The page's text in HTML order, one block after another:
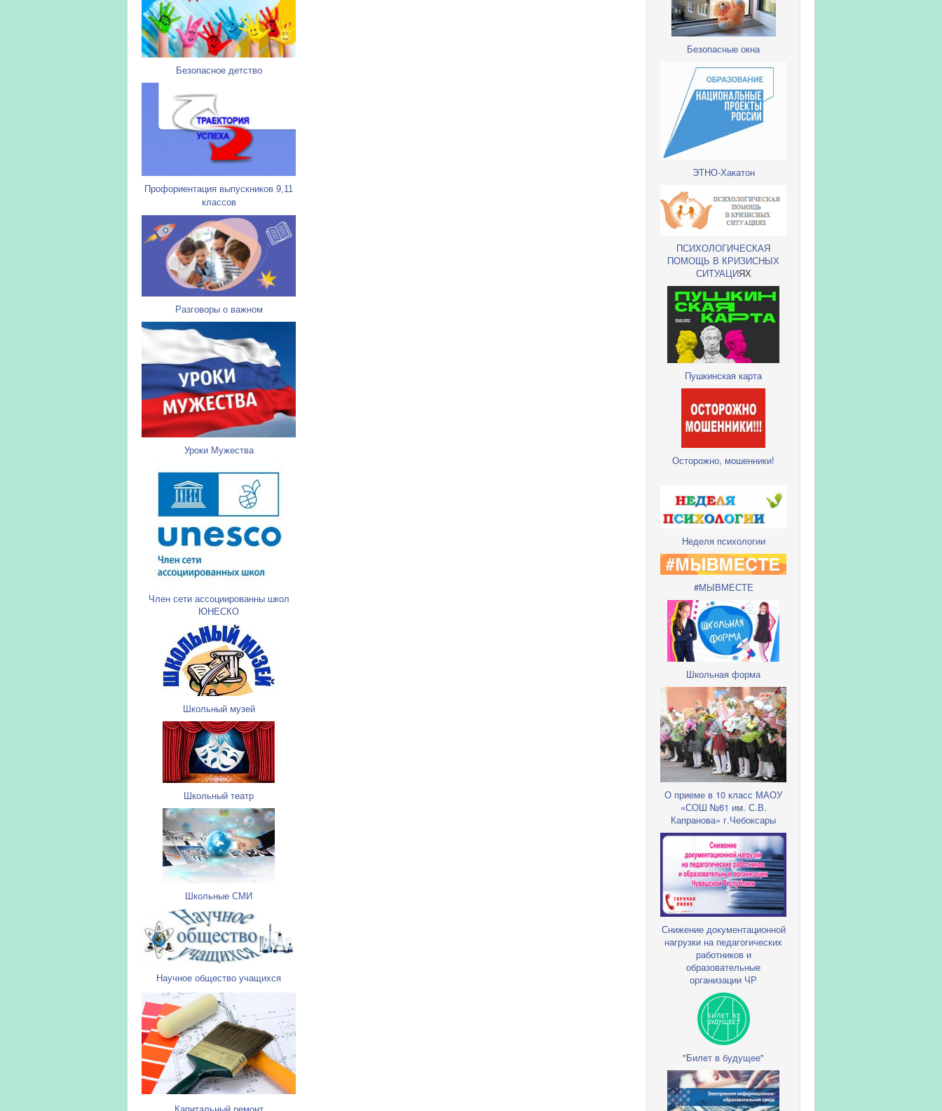
Безопасное детство
Профориентация выпускников 9,11
классов
Разговоры о важном
Уроки Мужества
Член сети ассоциированны школ
ЮНЕСКО
Школьный музей
Школьный театр
Школьные СМИ
Научное общество учащихся
Безопасные окна
ЭТНО-Хакатон
ПСИХОЛОГИЧЕСКАЯ
ПОМОЩЬ В КРИЗИСНЫХ
СИТУАЦИЯХ
Пушкинская карта
Осторожно, мошенники!
Неделя психологии
#МЫВМЕСТЕ
Школьная форма
О приеме в 10 класс МАОУ
«СОШ №61 им. С.В.
Капранова» г.Чебоксары
Снижение документационной
нагрузки на педагогических
работников и
образовательные
организации ЧР
"Билет в будущее"